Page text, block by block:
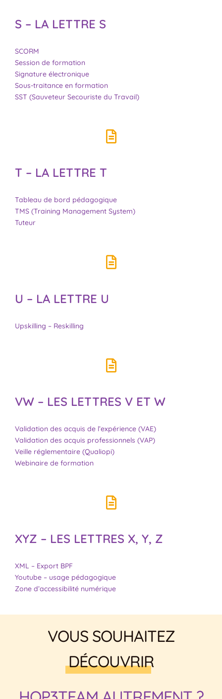
S – LA LETTRE S
SCORM
Session de formation
Signature électronique
Sous-traitance en formation
SST (Sauveteur Secouriste du Travail)
T – LA LETTRE T
Tableau de bord pédagogique
TMS (Training Management System)
Tuteur
U – LA LETTRE U
Upskilling – Reskilling
VW – LES LETTRES V ET W
Validation des acquis de l’expérience (VAE)
Validation des acquis professionnels (VAP)
Veille réglementaire (Qualiopi)
Webinaire de formation
XYZ – LES LETTRES X, Y, Z
XML – Export BPF
Youtube – usage pédagogique
Zone d’accessibilité numérique
VOUS SOUHAITEZ
DÉCOUVRIR